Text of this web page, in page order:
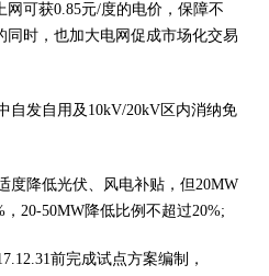
可获0.85元/度的电价，保障不
时，也加大电网促成市场化交易
自发自用及10kV/20kV区内消纳免
度降低光伏、风电补贴，但20MW
20-50MW降低比例不超过20%;
前完成试点方案编制，